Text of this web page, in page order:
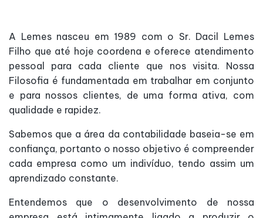
A Lemes nasceu em 1989 com o Sr. Dacil Lemes
Filho que até hoje coordena e oferece atendimento
pessoal para cada cliente que nos visita. Nossa
Filosofia é fundamentada em trabalhar em conjunto
e para nossos clientes, de uma forma ativa, com
qualidade e rapidez.
Sabemos que a área da contabilidade baseia-se em
confiança, portanto o nosso objetivo é compreender
cada empresa como um indivíduo, tendo assim um
aprendizado constante.
Entendemos que o desenvolvimento de nossa